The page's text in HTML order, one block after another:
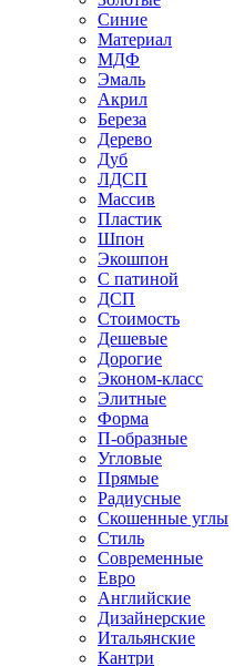
Синие
Материал
МДФ
Эмаль
Акрил
Береза
Дерево
Дуб
ЛДСП
Массив
Пластик
Шпон
Экошпон
С патиной
ДСП
Стоимость
Дешевые
Дорогие
Эконом-класс
Элитные
Форма
П-образные
Угловые
Прямые
Радиусные
Скошенные углы
Стиль
Современные
Евро
Английские
Дизайнерские
Итальянские
Кантри